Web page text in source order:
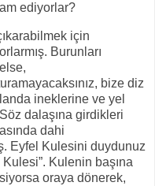
ediyorlar?
için
Burunları
bize diz
ineklerine ve yel
dalaşına girdikleri
dahi
Eyfel Kulesini duydunuz
Kulenin başına
oraya dönerek,